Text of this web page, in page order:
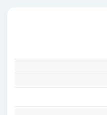
کاربران می‌­توانند سایر
تین کلاینت شخصاً و به‌­راحتی